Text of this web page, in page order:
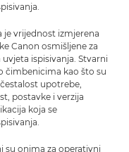
je vrijednost izmjerena
Canon osmišljene za
ispisivanja. Stvarni
čimbenicima kao što su
upotrebe,
postavke i verzija
koja se
su onima za operativni